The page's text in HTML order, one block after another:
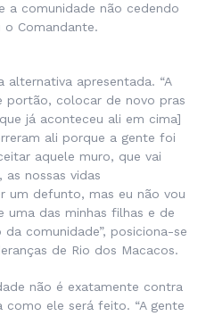
a comunidade não cedendo
o Comandante.
apresentada. “A
portão, colocar de novo pras
já aconteceu ali em cima]
ali porque a gente foi
aquele muro, que vai
as nossas vidas
um defunto, mas eu não vou
uma das minhas filhas e de
comunidade”, posiciona-se
de Rio dos Macacos.
não é exatamente contra
ele será feito. “A gente